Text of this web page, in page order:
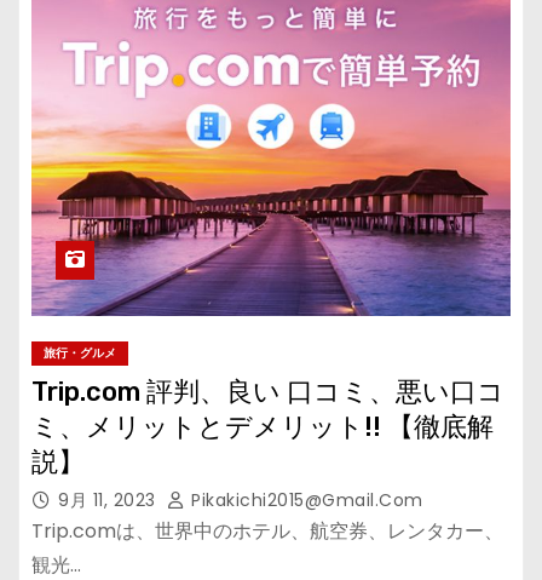
旅行・グルメ
Trip.com 評判、良い 口コミ、悪い口コ
ミ、メリットとデメリット!! 【徹底解
説】
9月 11, 2023 Pikakichi2015@gmail.com
Trip.comは、世界中のホテル、航空券、レンタカー、
観光…